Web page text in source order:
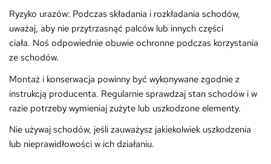
Ryzyko urazów: Podczas składania i rozkładania schodów,
uważaj, aby nie przytrzasnąć palców lub innych części
ciała. Noś odpowiednie obuwie ochronne podczas korzystania
ze schodów.
Montaż i konserwacja powinny być wykonywane zgodnie z
instrukcją producenta. Regularnie sprawdzaj stan schodów i w
razie potrzeby wymieniaj zużyte lub uszkodzone elementy.
Nie używaj schodów, jeśli zauważysz jakiekolwiek uszkodzenia
lub nieprawidłowości w ich działaniu.